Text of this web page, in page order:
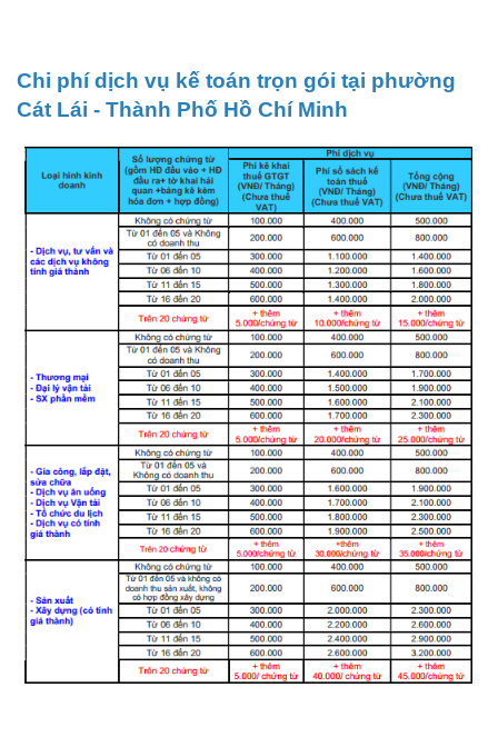
Chi phí dịch vụ kế toán trọn gói tại phường
Cát Lái - Thành Phố Hồ Chí Minh